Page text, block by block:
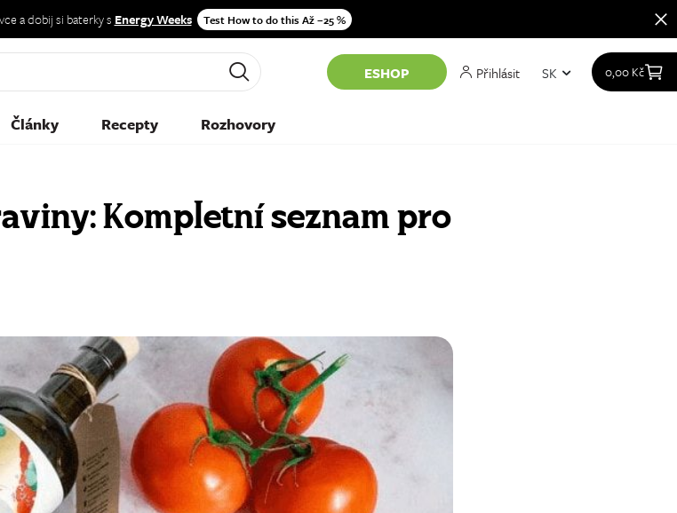
a dobij si baterky s Energy Weeks Test How to do this Až −25 %
Hledat
ESHOP Přihlásit SK 0,00 Kč
Články Recepty Rozhovory
Kompletní seznam pro